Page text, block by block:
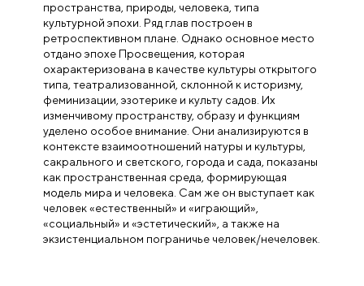
пространства, природы, человека, типа
культурной эпохи. Ряд глав построен в
ретроспективном плане. Однако основное место
отдано эпохе Просвещения, которая
охарактеризована в качестве культуры открытого
типа, театрализованной, склонной к историзму,
феминизации, эзотерике и культу садов. Их
изменчивому пространству, образу и функциям
уделено особое внимание. Они анализируются в
контексте взаимоотношений натуры и культуры,
сакрального и светского, города и сада, показаны
как пространственная среда, формирующая
модель мира и человека. Сам же он выступает как
человек «естественный» и «играющий»,
«социальный» и «эстетический», а также на
экзистенциальном пограничье человек/нечеловек.